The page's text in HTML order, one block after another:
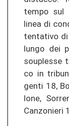
tempo sul
linea di
ten­ta­ti­vo
lun­go dei
souples­se
co in
gen­ti 18,
lo­ne,
Can­zo­nie­ri